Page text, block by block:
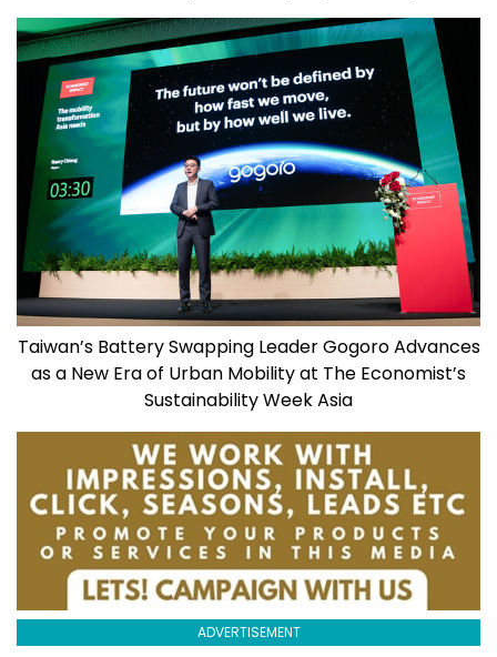
Taiwan’s Battery Swapping Leader Gogoro Advances
as a New Era of Urban Mobility at The Economist’s
Sustainability Week Asia
ADVERTISEMENT